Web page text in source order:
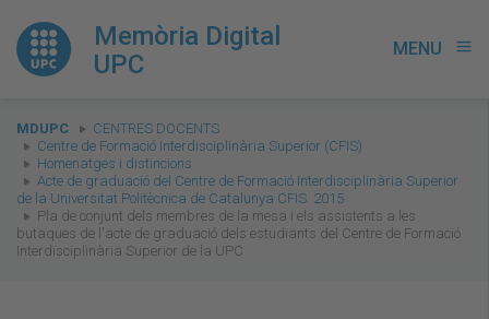
Memòria Digital
UPC
MENU menu
You
are
here:
MDUPC
CENTRES DOCENTS
Centre de Formació Interdisciplinària Superior (CFIS)
Homenatges i distincions
Acte de graduació del Centre de Formació Interdisciplinària Superior
de la Universitat Politècnica de Catalunya CFIS. 2015
Pla de conjunt dels membres de la mesa i els assistents a les
butaques de l'acte de graduació dels estudiants del Centre de Formació
Interdisciplinària Superior de la UPC